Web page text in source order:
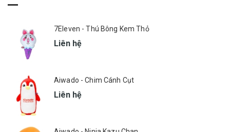
7Eleven - Thú Bông Kem Thỏ
Liên hệ
Aiwado - Chim Cánh Cụt
Liên hệ